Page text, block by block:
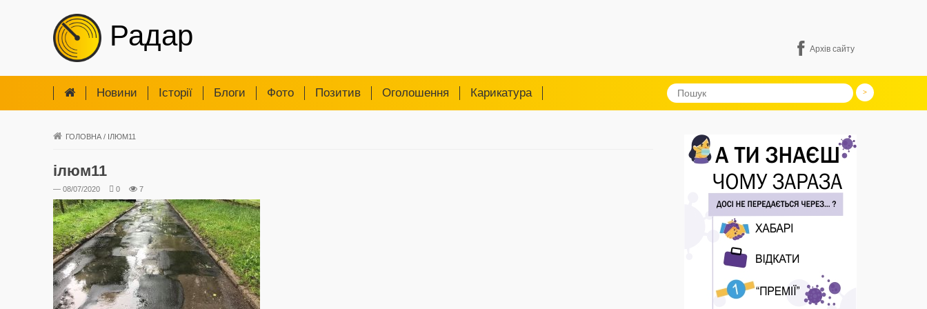
Радар Архів сайту
Новини Iсторії Блоги Фото Позитив Оголошення Карикатура
ГОЛОВНА / ІЛЮМ11
ілюм11
— 08/07/2020 0 7